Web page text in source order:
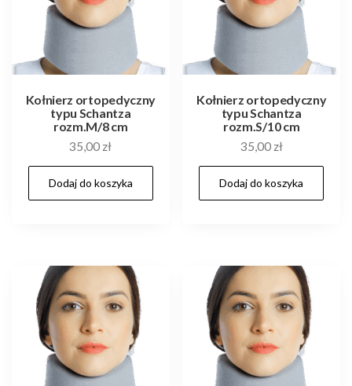
Kołnierz ortopedyczny
typu Schantza
rozm.M/8 cm
35,00 zł
Dodaj do koszyka
Kołnierz ortopedyczny
typu Schantza
rozm.S/10 cm
35,00 zł
Dodaj do koszyka